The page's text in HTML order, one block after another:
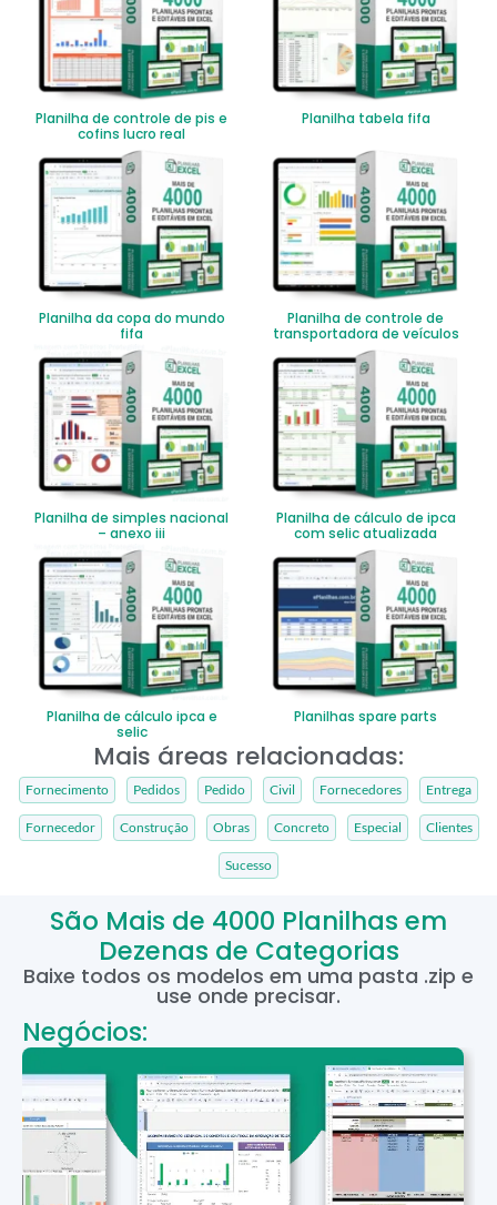
Planilha de controle de pis e
cofins lucro real
Planilha tabela fifa
Planilha da copa do mundo
fifa
Planilha de controle de
transportadora de veículos
Planilha de simples nacional
– anexo iii
Planilha de cálculo de ipca
com selic atualizada
Planilha de cálculo ipca e
selic
Planilhas spare parts
Mais áreas relacionadas:
Fornecimento Pedidos Pedido Civil Fornecedores Entrega
Fornecedor Construção Obras Concreto Especial Clientes
Sucesso
São Mais de 4000 Planilhas em
Dezenas de Categorias
Baixe todos os modelos em uma pasta .zip e
use onde precisar.
Negócios: